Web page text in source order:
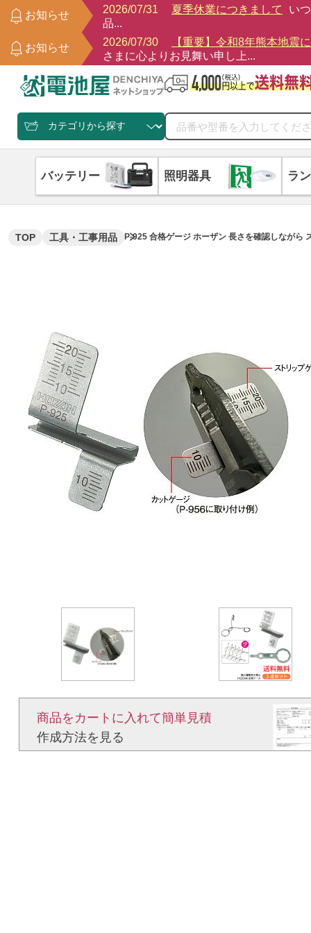
お知らせ
2026/07/31 夏季休業につきまして
い
品...
お知らせ
2026/07/30
【重要】令和8年熊本地震
さまに心よりお見舞い申し上...
バッテリー 照明器具 ラ
TOP 工具・工事用品 P-925 合格ゲージ ホーザン 長さを確認しながら
商品をカートに入れて簡単見積​
作成方法を見る​​